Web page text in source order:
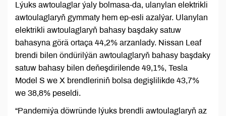
Lýuks awtoulaglar ýaly bolmasa-da, ulanylan elektrikli
awtoulaglaryň gymmaty hem ep-esli azalýar. Ulanylan
elektrikli awtoulaglaryň bahasy başdaky satuw
bahasyna görä ortaça 44,2% arzanlady. Nissan Leaf
brendi bilen öndürilýän awtoulaglaryň bahasy başdaky
satuw bahasy bilen deňeşdirilende 49,1%, Tesla
Model S we X brendleriniň bolsa degişlilikde 43,7%
we 38,8% peseldi.
“Pandemiýa döwründe lýuks brendli awtoulaglaryň az